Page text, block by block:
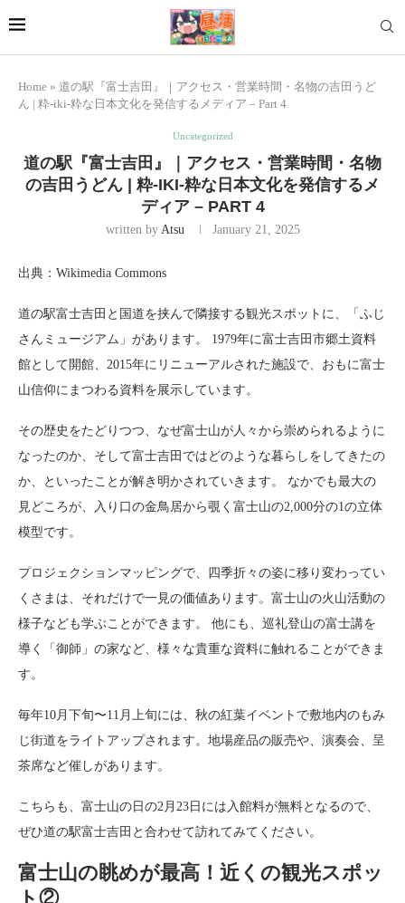
Home » 道の駅『富士吉田』｜アクセス・営業時間・名物の吉田うど
ん | 粋-iki-粋な日本文化を発信するメディア – Part 4
Uncategorized
道の駅『富士吉田』｜アクセス・営業時間・名物
の吉田うどん | 粋-IKI-粋な日本文化を発信するメ
ディア – PART 4
written by Atsu January 21, 2025
出典：Wikimedia Commons
道の駅富士吉田と国道を挟んで隣接する観光スポットに、「ふじ
さんミュージアム」があります。 1979年に富士吉田市郷土資料
館として開館、2015年にリニューアルされた施設で、おもに富士
山信仰にまつわる資料を展示しています。
その歴史をたどりつつ、なぜ富士山が人々から崇められるように
なったのか、そして富士吉田ではどのような暮らしをしてきたの
か、といったことが解き明かされていきます。 なかでも最大の
見どころが、入り口の金鳥居から覗く富士山の2,000分の1の立体
模型です。
プロジェクションマッピングで、四季折々の姿に移り変わってい
くさまは、それだけで一見の価値あります。富士山の火山活動の
様子なども学ぶことができます。 他にも、巡礼登山の富士講を
導く「御師」の家など、様々な貴重な資料に触れることができま
す。
毎年10月下旬〜11月上旬には、秋の紅葉イベントで敷地内のもみ
じ街道をライトアップされます。地場産品の販売や、演奏会、呈
茶席など催しがあります。
こちらも、富士山の日の2月23日には入館料が無料となるので、
ぜひ道の駅富士吉田と合わせて訪れてみてください。
富士山の眺めが最高！近くの観光スポッ
ト②